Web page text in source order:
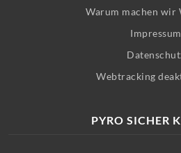
Warum machen wir
Impressum
Webtracking
PYRO SICHER